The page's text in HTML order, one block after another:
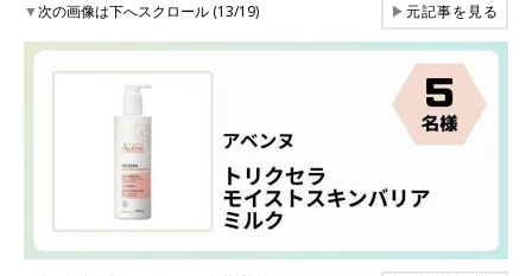
▼次の画像は下へスクロール (13/19) ▶元記事を見る